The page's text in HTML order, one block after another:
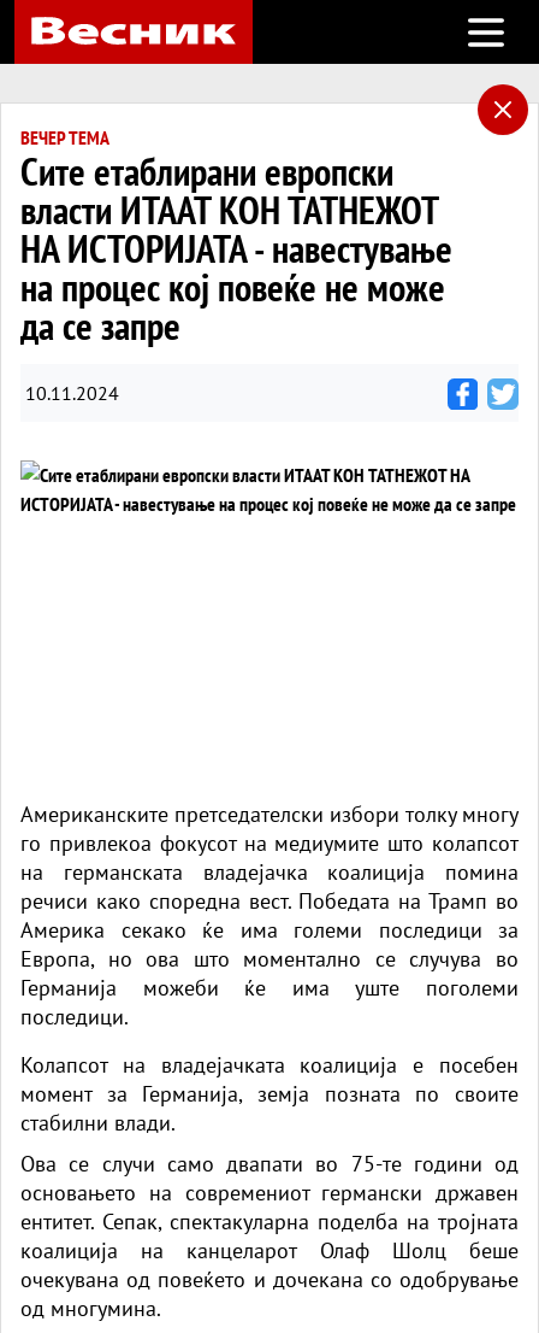
Open
ВЕЧЕР ТЕМА
Сите етаблирани европски
власти ИТААТ КОН ТАТНЕЖОТ
НА ИСТОРИЈАТА - навестување
на процес кој повеќе не може
да се запре
10.11.2024
Американските претседателски избори толку многу
го привлекоа фокусот на медиумите што колапсот
на германската владејачка коалиција помина
речиси како споредна вест. Победата на Трамп во
Америка секако ќе има големи последици за
Европа, но ова што моментално се случува во
Германија можеби ќе има уште поголеми
последици.
Колапсот на владејачката коалиција е посебен
момент за Германија, земја позната по своите
стабилни влади.
Ова се случи само двапати во 75-те години од
основањето на современиот германски државен
ентитет. Сепак, спектакуларна поделба на тројната
коалиција на канцеларот Олаф Шолц беше
очекувана од повеќето и дочекана со одобрување
од многумина.